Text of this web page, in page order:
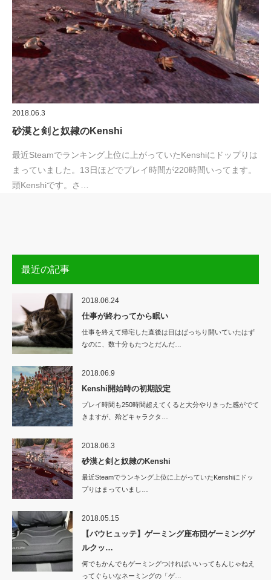
2018.06.3
砂漠と剣と奴隷のKenshi
最近Steamでランキング上位に上がっていたKenshiにドップりは
まっていました。13日ほどでプレイ時間が220時間いってます。
頭Kenshiです。さ…
最近の記事
2018.06.24
仕事が終わってから眠い
仕事を終えて帰宅した直後は目はぱっちり開いていたはず
なのに、数十分もたつとだんだ…
2018.06.9
Kenshi開始時の初期設定
プレイ時間も250時間超えてくると大分やりきった感がでて
きますが、殆どキャラクタ…
2018.06.3
砂漠と剣と奴隷のKenshi
最近Steamでランキング上位に上がっていたKenshiにドッ
プりはまっていまし…
2018.05.15
【バウヒュッテ】ゲーミング座布団ゲーミングゲ
ルクッ…
何でもかんでもゲーミングつければいいってもんじゃねえ
ってぐらいなネーミングの「ゲ…